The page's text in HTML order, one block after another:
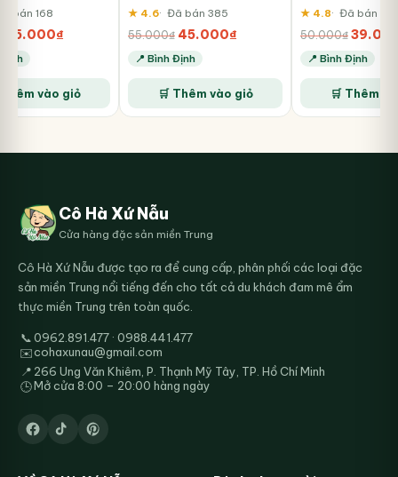
bán 168
Giá
gốc
là:
60.000₫.
55.000₫
là:
55.000₫.
Định
vào giỏ
★ 4.6 Đã bán 385
55.000₫ Giá
gốc
là:
55.000₫.
45.000₫
là:
45.000₫.
📍 Bình Định
🛒 Thêm vào giỏ
★ 4.8
Đã bán 57
50.000₫ Giá
gốc
là:
📍 Bình Định
🛒 Thêm
Cô Hà Xứ Nẫu
Cửa hàng đặc sản miền Trung
Cô Hà Xứ Nẫu được tạo ra để cung cấp, phân phối các loại đặc
sản miền Trung nổi tiếng đến cho tất cả du khách đam mê ẩm
thực miền Trung trên toàn quốc.
📞0962.891.477 · 0988.441.477
✉️cohaxunau@gmail.com
📍 266 Ung Văn Khiêm, P. Thạnh Mỹ Tây, TP. Hồ Chí Minh
🕒Mở cửa 8:00 – 20:00 hàng ngày